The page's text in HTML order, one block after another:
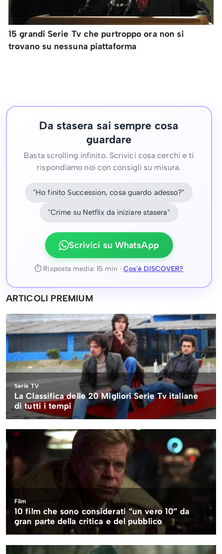
15 grandi Serie Tv che purtroppo ora non si
trovano su nessuna piattaforma
Da stasera sai sempre cosa
guardare
Basta scrolling infinito. Scrivici cosa cerchi e ti
rispondiamo noi con consigli su misura.
"Ho finito Succession, cosa guardo adesso?"
"Crime su Netflix da iniziare stasera"
Scrivici su WhatsApp
⏱ Risposta media: 15 min · Cos'è DISCOVER?
ARTICOLI PREMIUM